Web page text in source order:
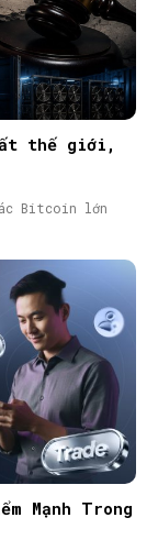
thế giới,
Bitcoin lớn
Mạnh Trong